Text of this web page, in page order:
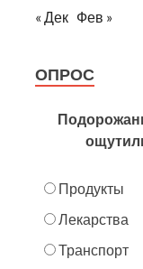
« Дек Фев »
ОПРОС
Продукты
Лекарства
Транспорт